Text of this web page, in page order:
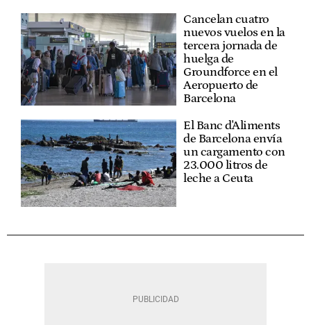
Cancelan cuatro
nuevos vuelos en la
tercera jornada de
huelga de
Groundforce en el
Aeropuerto de
Barcelona
El Banc d'Aliments
de Barcelona envía
un cargamento con
23.000 litros de
leche a Ceuta